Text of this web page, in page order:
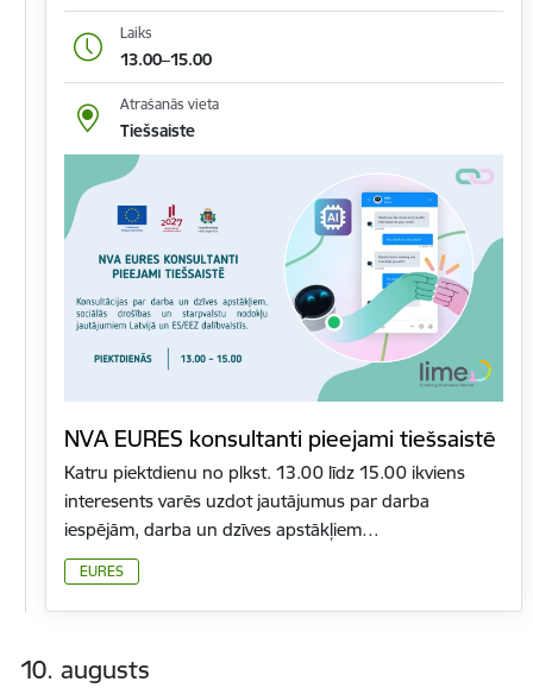
Laiks
13.00–15.00
Atrašanās vieta
Tiešsaiste
NVA EURES konsultanti pieejami tiešsaistē
Katru piektdienu no plkst. 13.00 līdz 15.00 ikviens
interesents varēs uzdot jautājumus par darba
iespējām, darba un dzīves apstākļiem…
EURES
10. augusts